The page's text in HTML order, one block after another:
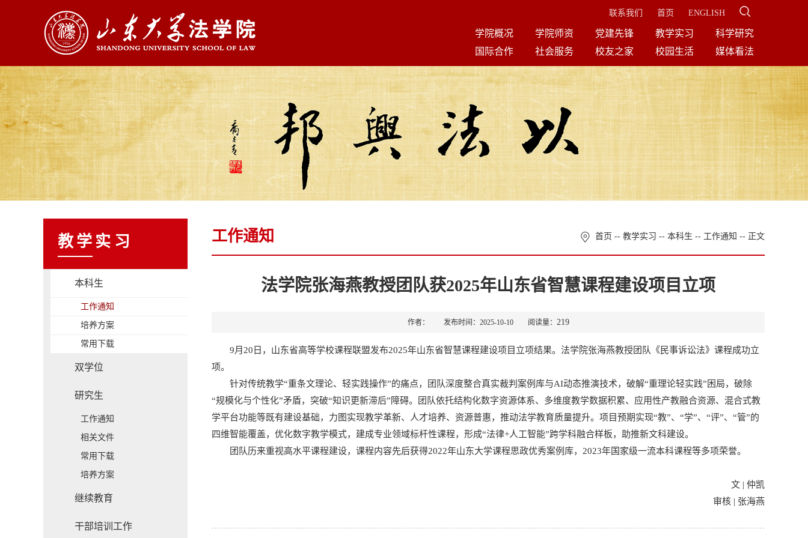
联系我们 首页 ENGLISH
学院概况 学院师资 党建先锋 教学实习
科学研究
国际合作
社会服务 校友之家 校园生活 媒体看法
教学实习
本科生
工作通知
培养方案
常用下载
双学位
研究生
工作通知
相关文件
常用下载
培养方案
继续教育
干部培训工作
工作通知 首页 -- 教学实习 -- 本科生 -- 工作通知 -- 正文
法学院张海燕教授团队获2025年山东省智慧课程建设项目立项
作者： 发布时间：2025-10-10 阅读量： 219
9月20日，山东省高等学校课程联盟发布2025年山东省智慧课程建设项目立项结果。法学院张海燕教授团队《民事诉讼法》课程成功立
项。
针对传统教学“重条文理论、轻实践操作”的痛点，团队深度整合真实裁判案例库与AI动态推演技术，破解“重理论轻实践”困局，破除
“规模化与个性化”矛盾，突破“知识更新滞后”障碍。团队依托结构化数字资源体系、多维度教学数据积累、应用性产教融合资源、混合式教
学平台功能等既有建设基础，力图实现教学革新、人才培养、资源普惠，推动法学教育质量提升。项目预期实现“教”、“学”、“评”、“管”的
四维智能覆盖，优化数字教学模式，建成专业领域标杆性课程，形成“法律+人工智能”跨学科融合样板，助推新文科建设。
团队历来重视高水平课程建设，课程内容先后获得2022年山东大学课程思政优秀案例库，2023年国家级一流本科课程等多项荣誉。
文 | 仲凯
审核 | 张海燕